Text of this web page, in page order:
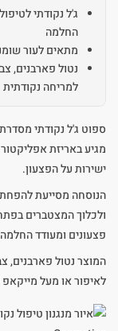
ג'ל נקודתי
החלמה
מתאים לעור
נטול פארבנים,
למריחה נקודתית
מגיע באריזת
ישירות על הפצעון.
הנוסחה מסייעת
ולכלוך המצטברים
פצעונים ומעודד
המוצר נטול פארבנים,
לאיפור או מעל מייקאפ